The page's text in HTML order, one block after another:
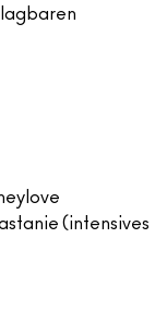
(intensives